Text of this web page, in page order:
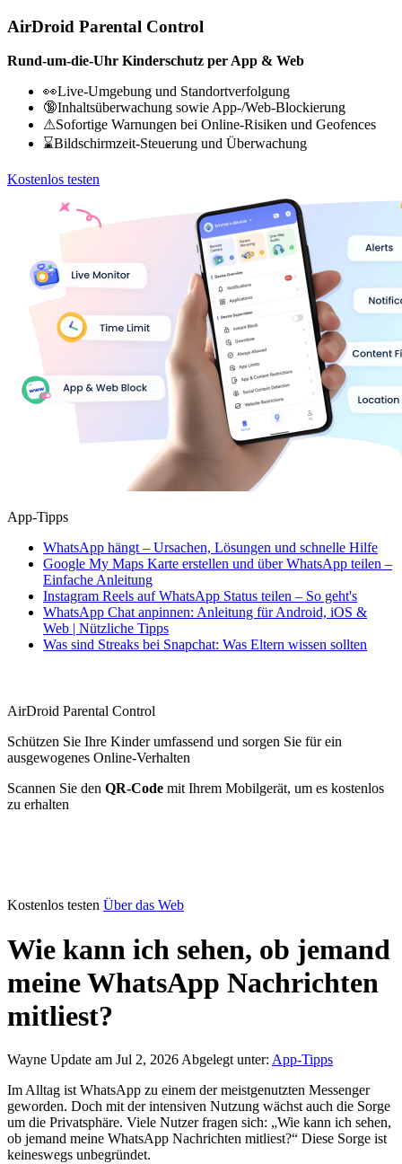
AirDroid Parental Control
Rund-um-die-Uhr Kinderschutz per App & Web
👀Live-Umgebung und Standortverfolgung
🔞Inhaltsüberwachung sowie App-/Web-Blockierung
⚠Sofortige Warnungen bei Online-Risiken und Geofences
⌛Bildschirmzeit-Steuerung und Überwachung
Kostenlos testen
App-Tipps
WhatsApp hängt – Ursachen, Lösungen und schnelle Hilfe
Google My Maps Karte erstellen und über WhatsApp teilen –
Einfache Anleitung
Instagram Reels auf WhatsApp Status teilen – So geht's
WhatsApp Chat anpinnen: Anleitung für Android, iOS &
Web | Nützliche Tipps
Was sind Streaks bei Snapchat: Was Eltern wissen sollten
AirDroid Parental Control
Schützen Sie Ihre Kinder umfassend und sorgen Sie für ein
ausgewogenes Online-Verhalten
Scannen Sie den QR-Code mit Ihrem Mobilgerät, um es kostenlos
zu erhalten
Kostenlos testen Über das Web
Wie kann ich sehen, ob jemand
meine WhatsApp Nachrichten
mitliest?
Wayne Update am Jul 2, 2026 Abgelegt unter: App-Tipps
Im Alltag ist WhatsApp zu einem der meistgenutzten Messenger
geworden. Doch mit der intensiven Nutzung wächst auch die Sorge
um die Privatsphäre. Viele Nutzer fragen sich: „Wie kann ich sehen,
ob jemand meine WhatsApp Nachrichten mitliest?“ Diese Sorge ist
keineswegs unbegründet.